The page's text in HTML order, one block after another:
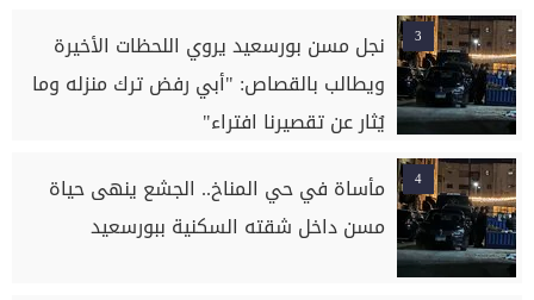
3
نجل مسن بورسعيد يروي اللحظات الأخيرة
ويطالب بالقصاص: "أبي رفض ترك منزله وما
يُثار عن تقصيرنا افتراء"
4
مأساة في حي المناخ.. الجشع ينهى حياة
مسن داخل شقته السكنية ببورسعيد